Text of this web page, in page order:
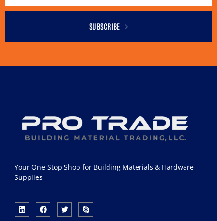
SUBSCRIBE
Your One-Stop Shop for Building Materials & Hardware
Supplies